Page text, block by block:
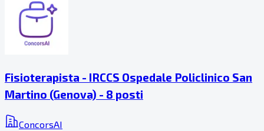
Fisioterapista - IRCCS Ospedale Policlinico San
Martino (Genova) - 8 posti
ConcorsAI